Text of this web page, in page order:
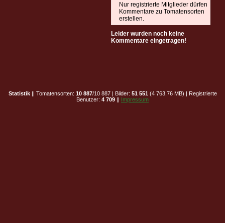
Nur registrierte Mitglieder dürfen
Kommentare zu Tomatensorten
erstellen.
Leider wurden noch keine
Kommentare eingetragen!
Statistik|| Tomatensorten: 10 887/10 887 | Bilder: 51 551 (4 763,76 MB) | Registrierte
Benutzer: 4 709 || Impressum